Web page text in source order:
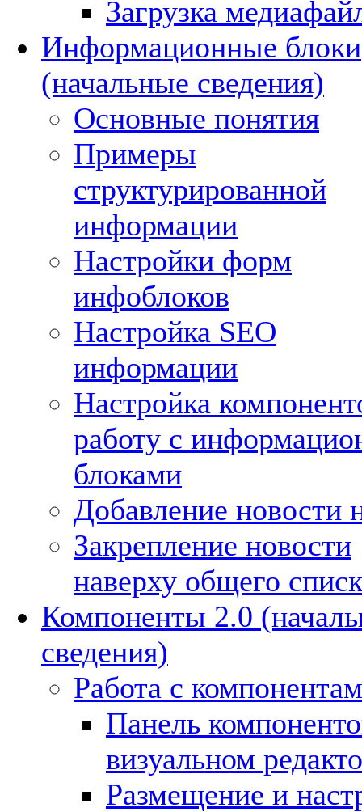
Загрузка
Информационные блоки
(начальные сведения)
Основные понятия
Примеры
структурированной
информации
Настройки форм
инфоблоков
Настройка SEO
информации
Настройка
работу с
блоками
Добавление новости
Закрепление новости
наверху общего
Компоненты 2.0
сведения)
Работа с
Панель
визуальном
Размещение и